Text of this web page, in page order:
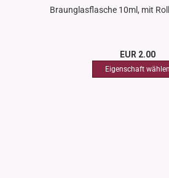
Braunglasflasche 10ml, mit
EUR 2.00